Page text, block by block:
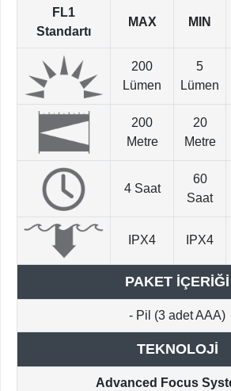
FL1
Standartı
MAX MIN
200
Lümen
5
Lümen
200
Metre
20
Metre
4 Saat
60
Saat
IPX4 IPX4
PAKET İÇERİĞİ
- Pil (3 adet AAA)
TEKNOLOJİ
Advanced Focus